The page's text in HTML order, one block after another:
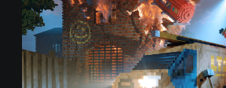
i
m
a
t
E